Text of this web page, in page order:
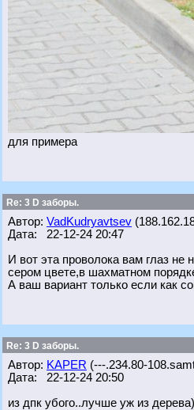
для примера
Re: 3 D заборы.
Автор: VadKudryavtsev
Дата: 22-12-24 20:47
И вот эта проволока вам глаз
сером цвете,в шахматном
А ваш вариант только если как
Re: 3 D заборы.
Автор: KAPER (---.234.80-
Дата: 22-12-24 20:50
из дпк убого..лучше уж из